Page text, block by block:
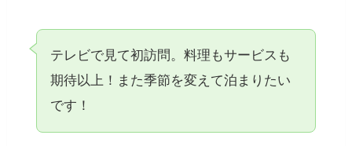
テレビで見て初訪問。料理もサービスも
期待以上！また季節を変えて泊まりたい
です！